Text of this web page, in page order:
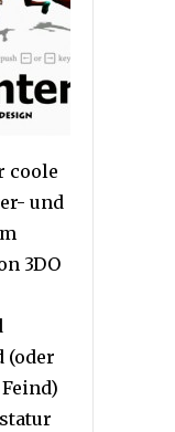
coole
und
3DO
(oder